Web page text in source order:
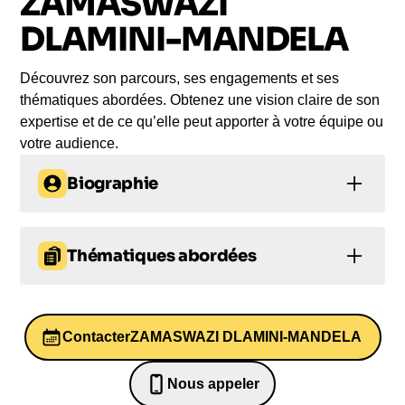
pour votre audience.
DLAMINI-MANDELA
Découvrez son parcours, ses engagements et ses
thématiques abordées. Obtenez une vision claire de son
expertise et de ce qu’elle peut apporter à votre équipe ou
votre audience.
Biographie
et Winnie Mandela, est diplômée en relations
publiques et en marketing. Après une carrière dans
presse de marques internationales telles que
Mango et Claire's.
Zamaswazi est également une écrivaine et
Thématiques abordées
Prise de décision
Ressources humaines
ContacterZAMASWAZI DLAMINI-MANDELA
Nous appeler